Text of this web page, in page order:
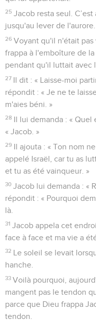
25 Jacob resta seul.
jusqu'au lever de l'aurore.
26 Voyant qu'il n'était
frappa à l'emboîture de
pendant qu'il luttait avec
27 Il dit : « Laisse-moi
répondit : « Je ne te
m'aies béni. »
28 Il lui demanda : « Quel
« Jacob. »
29 Il ajouta : « Ton nom
appelé Israël, car tu as
et tu as été vainqueur. »
30 Jacob lui demanda : «
répondit : « Pourquoi
là.
31 Jacob appela cet
face à face et ma vie a
32 Le soleil se levait
hanche.
33 Voilà pourquoi,
mangent pas le tendon
parce que Dieu frappa
tendon.